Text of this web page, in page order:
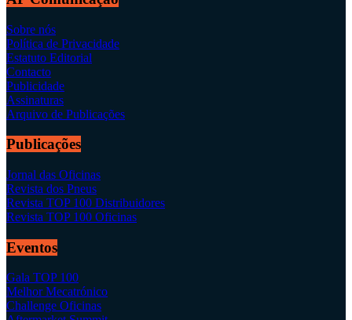
Sobre nós
Política de Privacidade
Estatuto Editorial
Contacto
Publicidade
Assinaturas
Arquivo de Publicações
Publicações
Jornal das Oficinas
Revista dos Pneus
Revista TOP 100 Distribuidores
Revista TOP 100 Oficinas
Eventos
Gala TOP 100
Melhor Mecatrónico
Challenge Oficinas